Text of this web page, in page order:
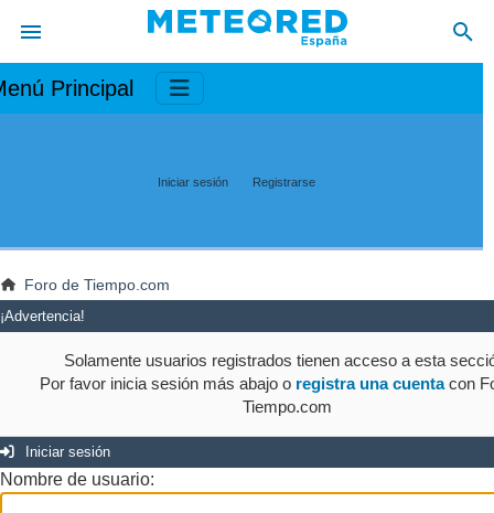
Principal
Iniciar sesión Registrarse
Foro de Tiempo.com
¡Advertencia!
Solamente usuarios registrados tienen acceso a esta
Por favor inicia sesión más abajo o registra una cuentacon
Tiempo.com
Iniciar sesión
Nombre de usuario: